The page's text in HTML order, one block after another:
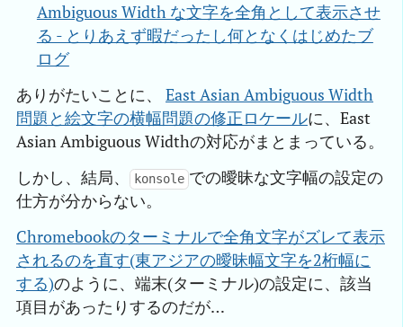
Ambiguous Width な文字を全角として表示させ
る - とりあえず暇だったし何となくはじめたブ
ログ
ありがたいことに、 East Asian Ambiguous Width
問題と絵文字の横幅問題の修正ロケールに、East
Asian Ambiguous Widthの対応がまとまっている。
しかし、結局、
konsole での曖昧な文字幅の設定の
仕方が分からない。
Chromebookのターミナルで全角文字がズレて表示
されるのを直す(東アジアの曖昧幅文字を2桁幅に
する)のように、端末(ターミナル)の設定に、該当
項目があったりするのだが…